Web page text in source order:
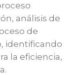
análisis de
de
identificando
la eficiencia,